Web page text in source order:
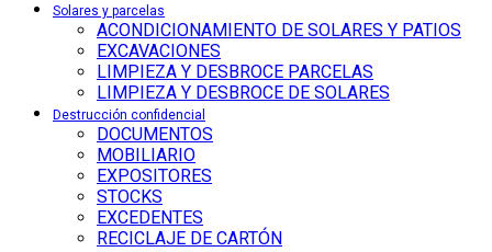
Solares y parcelas
ACONDICIONAMIENTO DE SOLARES Y PATIOS
EXCAVACIONES
LIMPIEZA Y DESBROCE PARCELAS
LIMPIEZA Y DESBROCE DE SOLARES
Destrucción confidencial
DOCUMENTOS
MOBILIARIO
EXPOSITORES
STOCKS
EXCEDENTES
RECICLAJE DE CARTÓN